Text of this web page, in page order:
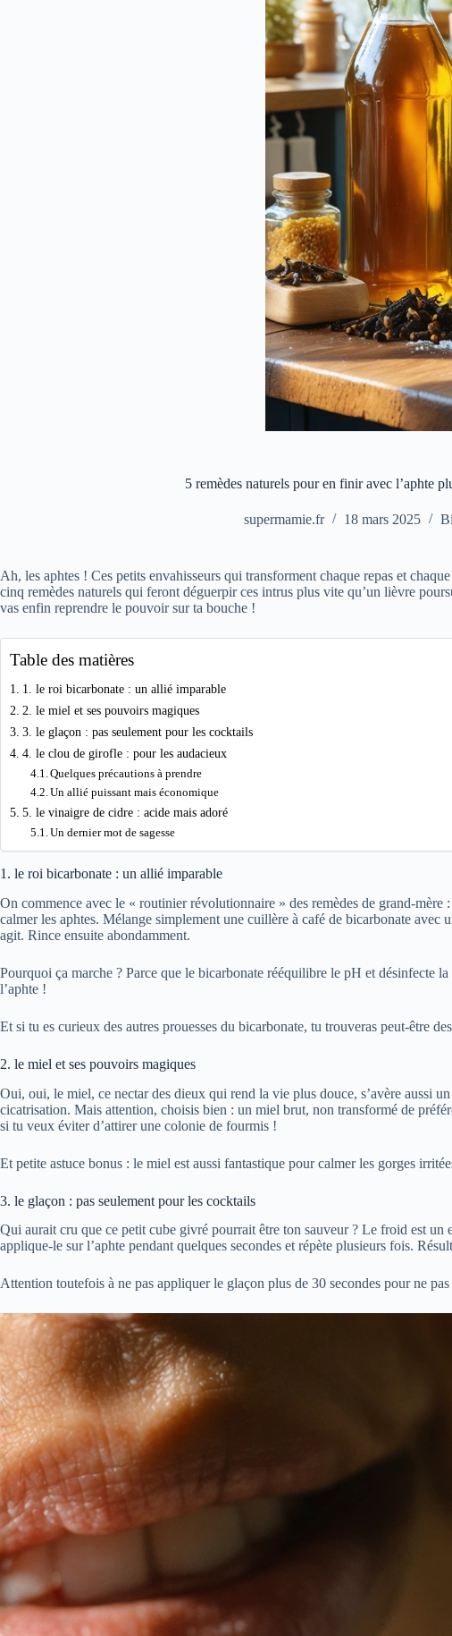
5 remèdes naturels pour en finir avec l’aphte
supermamie.fr 18 mars 2025
Ah, les aphtes ! Ces petits envahisseurs qui transforment chaque repas et
cinq remèdes naturels qui feront déguerpir ces intrus plus vite qu’un lièvre
vas enfin reprendre le pouvoir sur ta bouche !
Table des matières
1. le roi bicarbonate : un allié imparable
2. le miel et ses pouvoirs magiques
3. le glaçon : pas seulement pour les cocktails
4. le clou de girofle : pour les audacieux
Quelques précautions à prendre
Un allié puissant mais économique
5. le vinaigre de cidre : acide mais adoré
Un dernier mot de sagesse
1. le roi bicarbonate : un allié imparable
On commence avec le « routinier révolutionnaire » des remèdes de grand-
calmer les aphtes. Mélange simplement une cuillère à café de bicarbonate avec
agit. Rince ensuite abondamment.
Pourquoi ça marche ? Parce que le bicarbonate rééquilibre le pH et désinfecte
l’aphte !
Et si tu es curieux des autres prouesses du bicarbonate, tu trouveras peut-être
2. le miel et ses pouvoirs magiques
Oui, oui, le miel, ce nectar des dieux qui rend la vie plus douce, s’avère aussi
cicatrisation. Mais attention, choisis bien : un miel brut, non transformé de
si tu veux éviter d’attirer une colonie de fourmis !
Et petite astuce bonus : le miel est aussi fantastique pour calmer les gorges
3. le glaçon : pas seulement pour les cocktails
Qui aurait cru que ce petit cube givré pourrait être ton sauveur ? Le froid est
applique-le sur l’aphte pendant quelques secondes et répète plusieurs fois.
Attention toutefois à ne pas appliquer le glaçon plus de 30 secondes pour ne